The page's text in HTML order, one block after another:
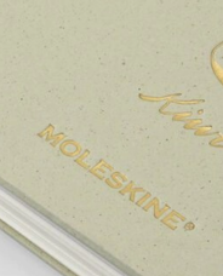
マート
ール
ブック
ィング・シス
マートスマート
ビス
ブック
ックチャーム
レートギフト
ニフェスト
造性
: 次回のご購入時に
ライズの2冊ご購入で1
回限りの割引（1ヶ月有
作コレクションへの先
: 会員限定の特別サプラ
クセス: お得な情報をい
ント: 優先アクセス
ヶ月間
バックパック スリム